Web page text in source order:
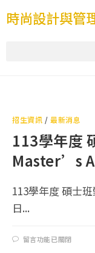
時尚設計與管
招生資訊 /最新消息
113學年度
Master’s
113學年度 碩士
日...
留言功能已關閉